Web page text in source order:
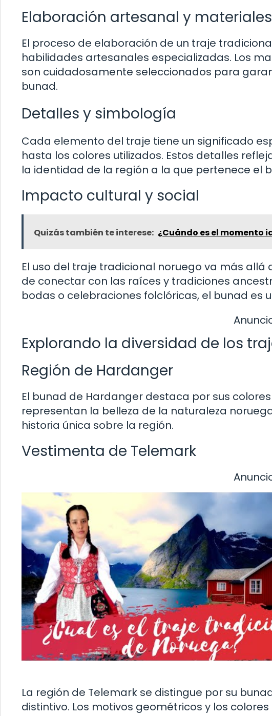
Elaboración artesanal y materiales
El proceso de elaboración de un traje
habilidades artesanales especializadas. Los
son cuidadosamente seleccionados para
bunad.
Detalles y simbología
Cada elemento del traje tiene un significado
hasta los colores utilizados. Estos detalles
la identidad de la región a la que pertenece el
Impacto cultural y social
Quizás también te interese: ¿Cuándo es el momento
El uso del traje tradicional noruego va más
de conectar con las raíces y tradiciones
bodas o celebraciones folclóricas, el bunad es
Explorando la diversidad de los
Región de Hardanger
El bunad de Hardanger destaca por sus
representan la belleza de la naturaleza
historia única sobre la región.
Vestimenta de Telemark
La región de Telemark se distingue por su
distintivo. Los motivos geométricos y los